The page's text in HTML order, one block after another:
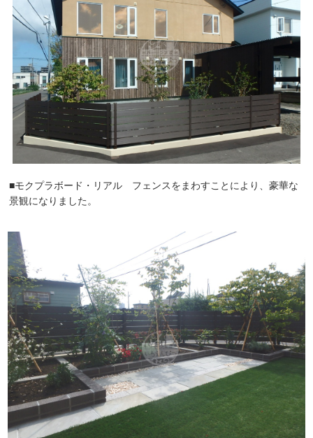
■モクプラボード・リアル フェンスをまわすことにより、豪華な
景観になりました。